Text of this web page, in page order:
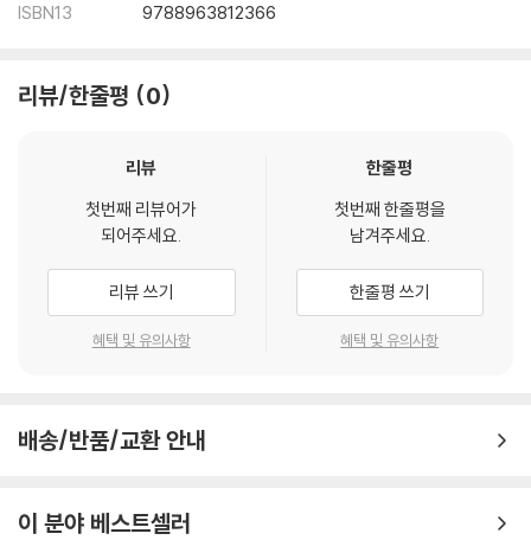
ISBN13
9788963812366
리뷰/한줄평 0
리뷰
첫번째 리뷰어가
되어주세요.
리뷰 쓰기
혜택 및 유의사항
한줄평
첫번째 한줄평을
남겨주세요.
한줄평 쓰기
혜택 및 유의사항
배송/반품/교환 안내
이 분야 베스트셀러